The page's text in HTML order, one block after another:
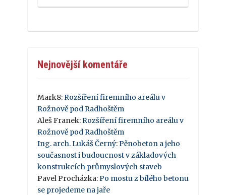
Nejnovější komentáře
Mark8:Rozšíření firemního areálu v
Rožnově pod Radhoštěm
Aleš Franek:Rozšíření firemního areálu v
Rožnově pod Radhoštěm
Ing. arch. Lukáš Černý:Pěnobeton a jeho
současnost i budoucnost v základových
konstrukcích průmyslových staveb
Pavel Procházka:Po mostu z bílého betonu
se projedeme na jaře